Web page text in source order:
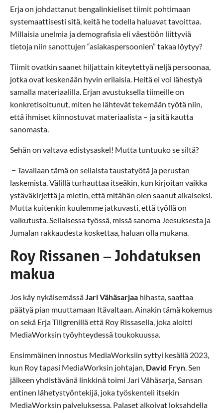
Erja on johdattanut bengalinkieliset tiimit pohtimaan
systemaattisesti sitä, keitä he todella haluavat tavoittaa.
Millaisia unelmia ja demografisia eli väestöön liittyviä
tietoja niin sanottujen “asiakaspersoonien” takaa löytyy?
Tiimit ovatkin saanet hiljattain kiteytettyä neljä persoonaa,
jotka ovat keskenään hyvin erilaisia. Heitä ei voi lähestyä
samalla materiaalilla. Erjan avustuksella tiimeille on
konkretisoitunut, miten he lähtevät tekemään työtä niin,
että ihmiset kiinnostuvat materiaalista – ja sitä kautta
sanomasta.
Sehän on valtava edistysaskel! Mutta tuntuuko se siltä?
− Tavallaan tämä on sellaista taustatyötä ja perustan
laskemista. Välillä turhauttaa itseäkin, kun kirjoitan vaikka
ystäväkirjettä ja mietin, että mitähän olen saanut aikaiseksi.
Mutta kuitenkin kuulemme jatkuvasti, että työllä on
vaikutusta. Sellaisessa työssä, missä sanoma Jeesuksesta ja
Jumalan rakkaudesta koskettaa, haluan olla mukana.
Roy Rissanen – Johdatuksen
makua
Jos käy nykäisemässäJari Vähäsarjaa hihasta, saattaa
päätyä pian muuttamaan Itävaltaan. Ainakin tämä kokemus
on sekä Erja Tillgrenillä että Roy Rissasella, joka aloitti
MediaWorksin työyhteydessä toukokuussa.
Ensimmäinen innostus MediaWorksiin syttyi kesällä 2023,
kun Roy tapasi MediaWorksin johtajan, David Fryn. Sen
jälkeen yhdistävänä linkkinä toimi Jari Vähäsarja, Sansan
entinen lähetystyöntekijä, joka työskenteli itsekin
MediaWorksin palveluksessa. Palaset alkoivat loksahdella